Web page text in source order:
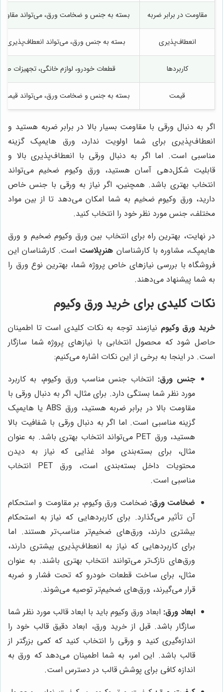
مقاومت در برابر ضربه بسته به جنس و ضخامت ورق، می‌تواند مقاومت
انعطاف‌پذیری بسته به جنس ورق، می‌تواند انعطاف‌پذیری
کاربردها قطعات خودرو، لوازم خانگی، تجهیزات
قیمت بسته به جنس و ضخامت ورق، می‌تواند قیمت
اگر به دنبال ورقی با مقاومت بسیار بالا در برابر ضربه هستید و
انعطاف‌پذیری برای شما اولویت ندارد، ورق هایمپک گزینه
مناسبی است. اما اگر به دنبال ورقی با انعطاف‌پذیری بالا و
قابلیت شکل‌دهی آسان هستید، ورق وکیوم ضخیم می‌تواند
انتخاب بهتری باشد. همچنین، اگر نیاز به ورقی با جنس خاص
دارید، ورق وکیوم ضخیم به شما امکان می‌دهد تا از بین مواد
مختلف، جنس مورد نظر خود را انتخاب کنید.
در نهایت، بهترین راه برای انتخاب بین ورق وکیوم ضخیم و ورق
هایمپک، مشاوره با کارشناسان هنرپلاست است. کارشناسان این
فروشگاه با بررسی نیازهای خاص پروژه شما، بهترین نوع ورق را
به شما پیشنهاد می‌دهند.
نکات کلیدی برای خرید ورق وکیوم
خرید ورق وکیوم نیازمند توجه به نکات کلیدی است تا اطمینان
حاصل شود که محصول انتخابی با نیازهای پروژه شما سازگار
است. در اینجا به برخی از این نکات اشاره می‌کنیم:
جنس ورق: انتخاب جنس مناسب ورق وکیوم، به کاربرد
مورد نظر شما بستگی دارد. برای مثال، اگر به دنبال ورقی با
مقاومت بالا در برابر ضربه هستید، ورق ABS یا هایمپک
گزینه مناسبی است. اما اگر به دنبال ورقی با شفافیت بالا
هستید، ورق PET می‌تواند انتخاب بهتری باشد. به عنوان
مثال، برای بسته‌بندی مواد غذایی که نیاز به دیدن
محتویات داخل بسته‌بندی است، ورق PET انتخاب
مناسبی است.
ضخامت ورق: ضخامت ورق وکیوم، بر مقاومت و استحکام
آن تأثیر می‌گذارد. برای کاربردهایی که نیاز به استحکام
بیشتری دارند، ورق‌های ضخیم‌تر مناسب‌تر هستند. اما
برای کاربردهایی که نیاز به انعطاف‌پذیری بیشتری دارند،
ورق‌های نازک‌تر می‌توانند انتخاب بهتری باشند. به عنوان
مثال، برای ساخت قطعات خودرو که تحت فشار و ضربه
قرار می‌گیرند، ورق‌های ضخیم‌تر توصیه می‌شوند.
ابعاد ورق: ابعاد ورق وکیوم باید با ابعاد قالب مورد نظر شما
سازگار باشد. قبل از خرید ورق، ابعاد دقیق قالب خود را
اندازه‌گیری کنید و ورقی را انتخاب کنید که کمی بزرگتر از
قالب باشد. این امر، به شما اطمینان می‌دهد که ورق به
اندازه کافی برای پوشش قالب در دسترس است.